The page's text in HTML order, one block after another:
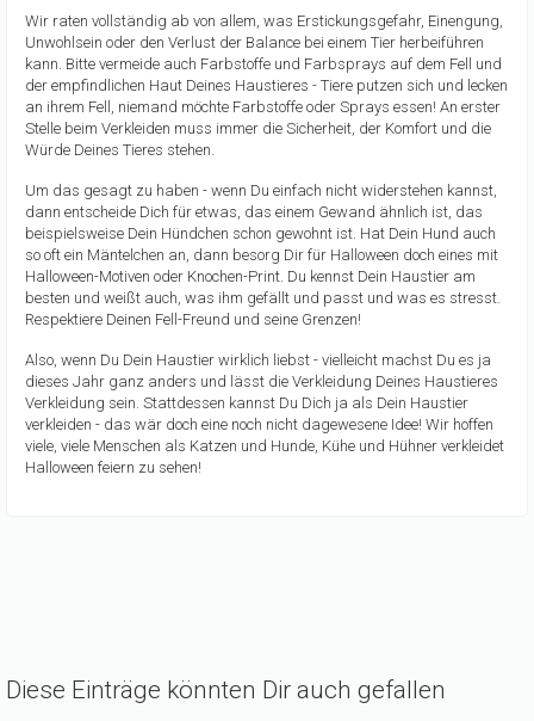
Wir raten vollständig ab von allem, was Erstickungsgefahr, Einengung,
Unwohlsein oder den Verlust der Balance bei einem Tier herbeiführen
kann. Bitte vermeide auch Farbstoffe und Farbsprays auf dem Fell und
der empfindlichen Haut Deines Haustieres - Tiere putzen sich und lecken
an ihrem Fell, niemand möchte Farbstoffe oder Sprays essen! An erster
Stelle beim Verkleiden muss immer die Sicherheit, der Komfort und die
Würde Deines Tieres stehen.
Um das gesagt zu haben - wenn Du einfach nicht widerstehen kannst,
dann entscheide Dich für etwas, das einem Gewand ähnlich ist, das
beispielsweise Dein Hündchen schon gewohnt ist. Hat Dein Hund auch
so oft ein Mäntelchen an, dann besorg Dir für Halloween doch eines mit
Halloween-Motiven oder Knochen-Print. Du kennst Dein Haustier am
besten und weißt auch, was ihm gefällt und passt und was es stresst.
Respektiere Deinen Fell-Freund und seine Grenzen!
Also, wenn Du Dein Haustier wirklich liebst - vielleicht machst Du es ja
dieses Jahr ganz anders und lässt die Verkleidung Deines Haustieres
Verkleidung sein. Stattdessen kannst Du Dich ja als Dein Haustier
verkleiden - das wär doch eine noch nicht dagewesene Idee! Wir hoffen
viele, viele Menschen als Katzen und Hunde, Kühe und Hühner verkleidet
Halloween feiern zu sehen!
Diese Einträge könnten Dir auch gefallen